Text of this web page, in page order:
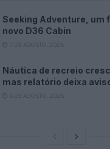
Seeking Adventure, um
novo D36 Cabin
Náutica de recreio
mas relatório deixa